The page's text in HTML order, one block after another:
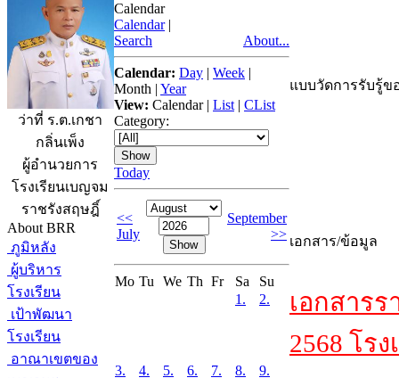
ว่าที่ ร.ต.เกชา
กลิ่นเพ็ง
ผู้อำนวยการ
โรงเรียนเบญจม
ราชรังสฤษฎิ์
About BRR
ภูมิหลัง
ผู้บริหาร
โรงเรียน
เป้าพัฒนา
โรงเรียน
อาณาเขตของ
Calendar
Calendar |
Search
About...
Calendar: Day | Week |
Month | Year
View: Calendar| List | CList
Category:
Today
<<
July
September
>>
Mo Tu We Th Fr Sa
Su
1.
2.
3. 4. 5. 6. 7. 8. 9.
แบบวัดการรับรู้ข
เอกสาร/ข้อมูล
เอกสาร
2568 โร